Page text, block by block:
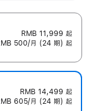
RMB 11,999 起
500/月 (24 期) 起
RMB 14,499 起
605/月 (24 期) 起